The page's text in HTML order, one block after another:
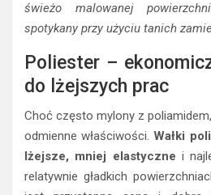
świeżo malowanej
spotykany przy użyciu tanich
Poliester –
do lżejszych prac
Choć często mylony z
odmienne właściwości.Wałki
lżejsze, mniej elastyczne i
relatywnie gładkich